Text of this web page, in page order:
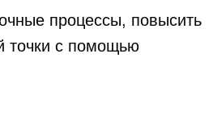
процессы, повысить
точки с помощью